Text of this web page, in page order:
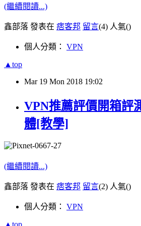
(繼續閱讀...)
鑫部落 發表在 痞客邦 留言(4) 人氣()
個人分類： VPN
▲top
Mar 19 Mon 2018 19:02
VPN推薦評價開箱評
體[教學]
(繼續閱讀...)
鑫部落 發表在 痞客邦 留言(2) 人氣()
個人分類： VPN